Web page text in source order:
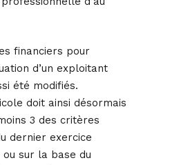
financiers pour
d’un exploitant
été modifiés.
doit ainsi désormais
3 des critères
dernier exercice
sur la base du